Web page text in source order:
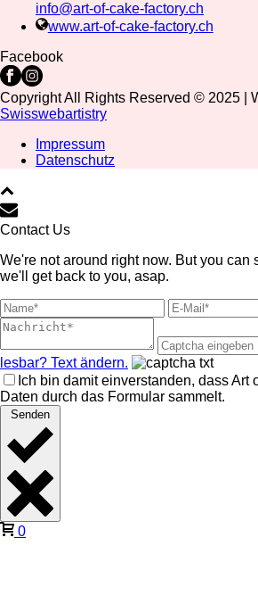
info@art-of-cake-factory.ch
www.art-of-cake-factory.ch
Facebook
Copyright All Rights Reserved © 2025 |
Swisswebartistry
Impressum
Datenschutz
Contact Us
We're not around right now. But you can
we'll get back to you, asap.
lesbar? Text ändern.
Ich bin damit einverstanden, dass Art
Daten durch das Formular sammelt.
Senden
0